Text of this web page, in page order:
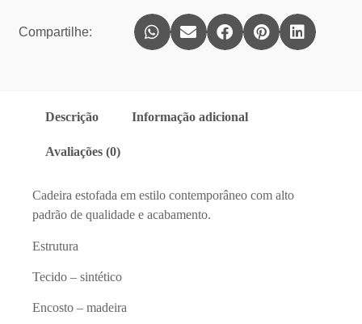
Compartilhe:
Descrição Informação adicional
Avaliações (0)
Cadeira estofada em estilo contemporâneo com alto
padrão de qualidade e acabamento.
Estrutura
Tecido – sintético
Encosto – madeira